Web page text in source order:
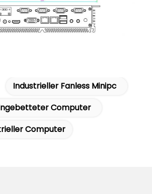
Industrieller Fanless Minipc
Computer
Computer